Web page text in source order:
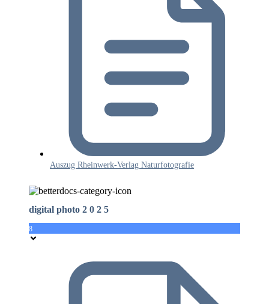
Auszug Rheinwerk-Verlag Naturfotografie
digital photo 2 0 2 5
8